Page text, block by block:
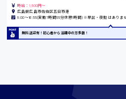
愛知県
時給：1,500円～
広島県広島市佐伯区五日市港
8:00〜16:55(実働7時間55分休憩1時間) ※早出・夜勤はありま
無料送迎有！初心者から活躍中の方多数！